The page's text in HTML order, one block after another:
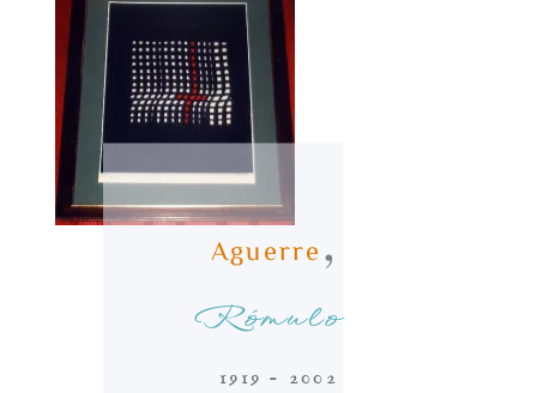
Aguerre,
Rómulo
1919 - 2002